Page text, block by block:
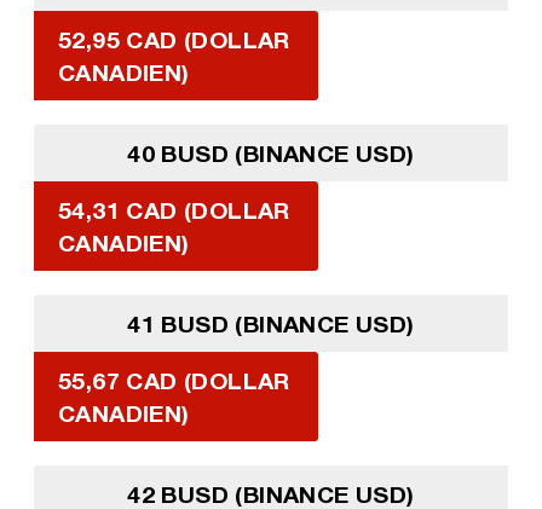
52,95 CAD (DOLLAR
CANADIEN)
40 BUSD (BINANCE USD)
54,31 CAD (DOLLAR
CANADIEN)
41 BUSD (BINANCE USD)
55,67 CAD (DOLLAR
CANADIEN)
42 BUSD (BINANCE USD)